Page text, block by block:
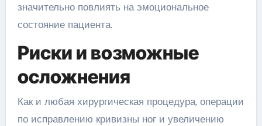
значительно повлиять на эмоциональное
состояние пациента.
Риски и возможные
осложнения
Как и любая хирургическая процедура, операции
по исправлению кривизны ног и увеличению